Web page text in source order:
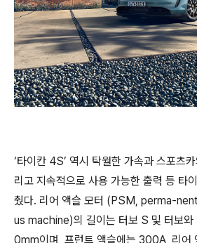
‘타이칸 4S’ 역시 탁월한 가속과 스포츠
리고 지속적으로 사용 가능한 출력 등 타
췄다. 리어 액슬 모터 (PSM, perma-
us machine)의 길이는 터보 S 및 터보
0mm이며, 프런트 액슬에는 300A, 리어